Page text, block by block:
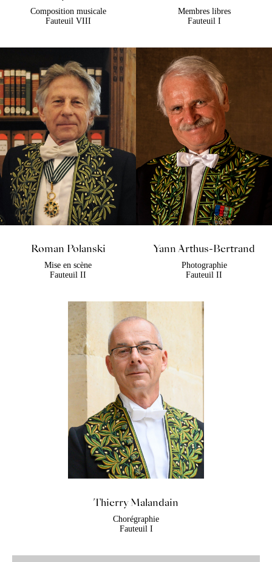
Composition musicale
Fauteuil VIII
Membres libres
Fauteuil I
Roman Polanski
Mise en scène
Fauteuil II
Yann Arthus-Bertrand
Photographie
Fauteuil II
Thierry Malandain
Chorégraphie
Fauteuil I